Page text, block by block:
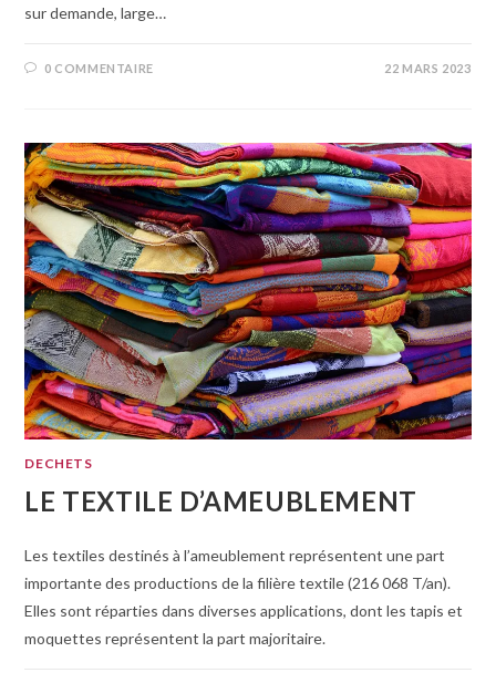
sur demande, large…
0 COMMENTAIRE 22 MARS 2023
DECHETS
LE TEXTILE D’AMEUBLEMENT
Les textiles destinés à l’ameublement représentent une part
importante des productions de la filière textile (216 068 T/an).
Elles sont réparties dans diverses applications, dont les tapis et
moquettes représentent la part majoritaire.